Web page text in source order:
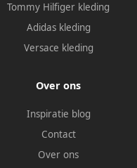
Tommy Hilfiger kleding
Adidas kleding
Versace kleding
Over ons
Inspiratie blog
Contact
Over ons